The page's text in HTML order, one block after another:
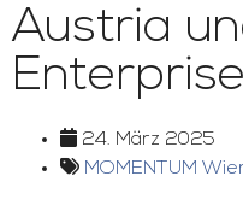
Austria
Enterprise
24. März 2025
MOMENTUM